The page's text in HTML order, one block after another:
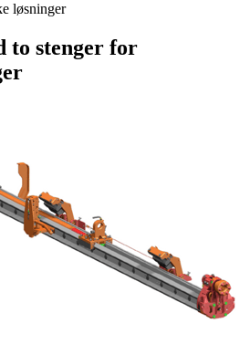
løsninger
to stenger for